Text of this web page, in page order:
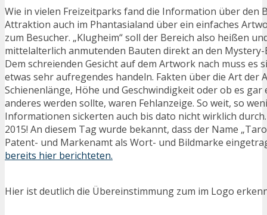
Wie in vielen Freizeitparks fand die Information über den
Attraktion auch im Phantasialand über ein einfaches
zum Besucher. „Klugheim“ soll der Bereich also heißen
mittelalterlich anmutenden Bauten direkt an den
Dem schreienden Gesicht auf dem Artwork nach muss es
etwas sehr aufregendes handeln. Fakten über die Art der
Schienenlänge, Höhe und Geschwindigkeit oder ob es gar
anderes werden sollte, waren Fehlanzeige. So weit, so
Informationen sickerten auch bis dato nicht wirklich
2015! An diesem Tag wurde bekannt, dass der Name
Patent- und Markenamt als Wort- und Bildmarke
bereits hier berichteten.
Hier ist deutlich die Übereinstimmung zum im Logo